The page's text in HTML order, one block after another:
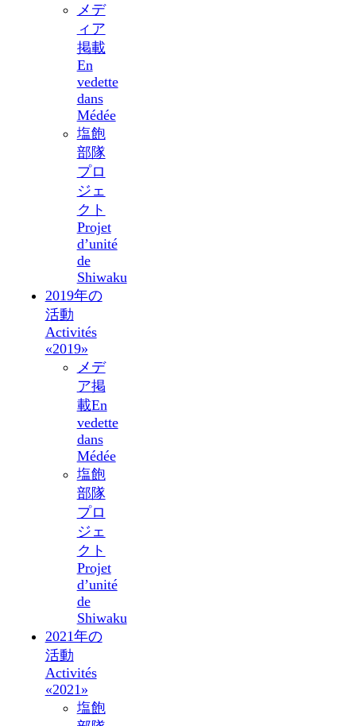
メデ
ィア
掲載
En
vedette
dans
Médée
塩飽
部隊
プロ
ジェ
クト
Projet
d’unité
de
Shiwaku
2019年の
活動
Activités
«2019»
メデ
ア掲
載En
vedette
dans
Médée
塩飽
部隊
プロ
ジェ
クト
Projet
d’unité
de
Shiwaku
2021年の
活動
Activités
«2021»
塩飽